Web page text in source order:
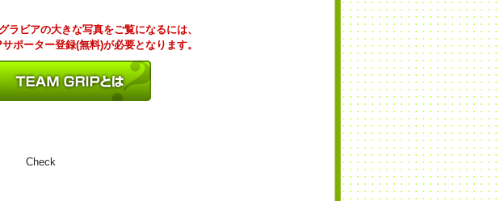
ラビアの大きな写真をご覧になるには、
ポーター登録(無料)が必要となります。
Check